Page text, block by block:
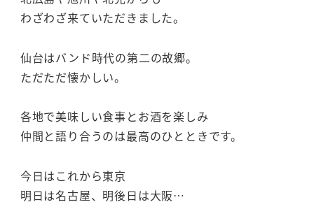
わざわざ来ていただきました。
仙台はバンド時代の第二の故郷。
ただただ懐かしい。
各地で美味しい食事とお酒を楽しみ
仲間と語り合うのは最高のひとときです。
今日はこれから東京
明日は名古屋、明後日は大阪…